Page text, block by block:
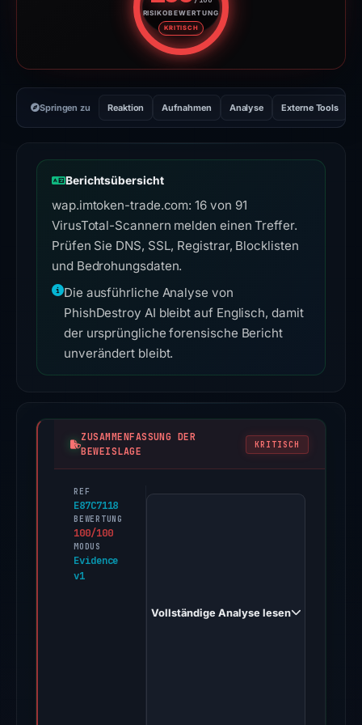
RISIKOBEWERTUNG
KRITISCH
Risikobewertung: 100 von
Springen zu Reaktion Aufnahmen Analyse Externe Tools
Berichtsübersicht
wap.imtoken-trade.com: 16 von 91
VirusTotal-Scannern melden einen Treffer.
Prüfen Sie DNS, SSL, Registrar, Blocklisten
und Bedrohungsdaten.
Die ausführliche Analyse von
PhishDestroy AI bleibt auf Englisch, damit
der ursprüngliche forensische Bericht
unverändert bleibt.
ZUSAMMENFASSUNG DER
BEWEISLAGE
KRITISCH
REF
E87C7118
BEWERTUNG
100/100
MODUS
Evidence
v1
PhishDestroy
Mar
Vollständige Analyse lesen